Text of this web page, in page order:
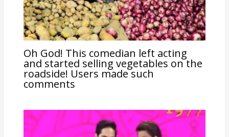
Oh God! This comedian left acting
and started selling vegetables on the
roadside! Users made such
comments